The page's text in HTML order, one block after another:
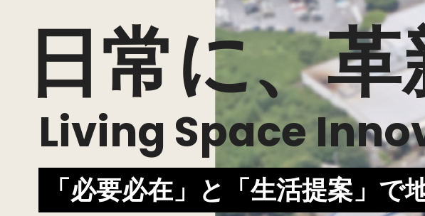
日常に、
Living Space
「必要必在」と「生活提案」